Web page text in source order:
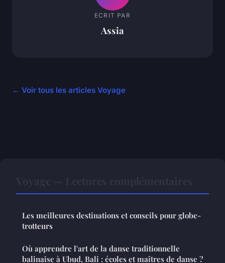
ECRIT PAR
Assia
← Voir tous les articles Voyage
Les meilleures destinations et conseils pour globe-
trotteurs
Où apprendre l'art de la danse traditionnelle
balinaise à Ubud, Bali : écoles et maîtres de danse ?